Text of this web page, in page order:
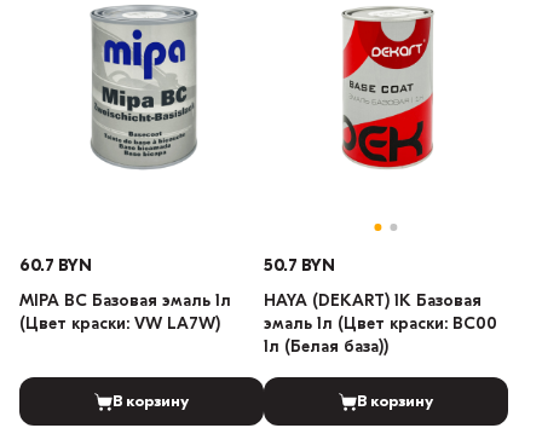
60.7 BYN
MIPA BC Базовая эмаль 1л
(Цвет краски: VW LA7W)
В корзину
50.7 BYN
HAYA (DEKART) 1К Базовая
эмаль 1л (Цвет краски: BC00
1л (Белая база))
В корзину